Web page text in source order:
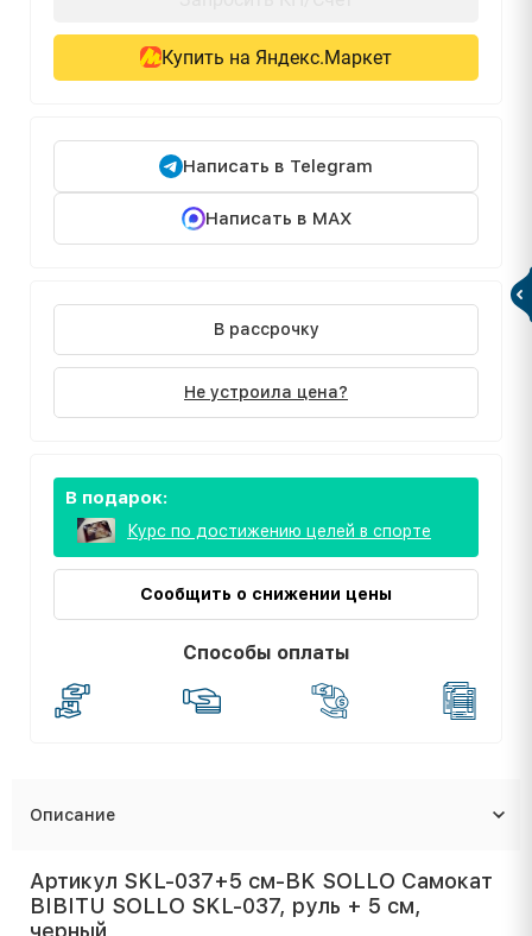
Купить на Яндекс.Маркет
Написать в Telegram
Написать в MAX
В рассрочку
Не устроила цена?
В подарок:
Курс по достижению целей в спорте
Сообщить о снижении цены
Способы оплаты
Описание
Артикул SKL-037+5 см-BK SOLLO Самокат
BIBITU SOLLO SKL-037, руль + 5 см,
черный